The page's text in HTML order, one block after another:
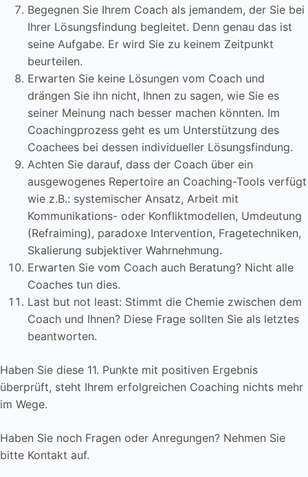
Begegnen Sie Ihrem Coach als jemandem, der Sie bei
Ihrer Lösungsfindung begleitet. Denn genau das ist
seine Aufgabe. Er wird Sie zu keinem Zeitpunkt
beurteilen.
Erwarten Sie keine Lösungen vom Coach und
drängen Sie ihn nicht, Ihnen zu sagen, wie Sie es
seiner Meinung nach besser machen könnten. Im
Coachingprozess geht es um Unterstützung des
Coachees bei dessen individueller Lösungsfindung.
Achten Sie darauf, dass der Coach über ein
ausgewogenes Repertoire an Coaching-Tools verfügt
wie z.B.: systemischer Ansatz, Arbeit mit
Kommunikations- oder Konfliktmodellen, Umdeutung
(Refraiming), paradoxe Intervention, Fragetechniken,
Skalierung subjektiver Wahrnehmung.
Erwarten Sie vom Coach auch Beratung? Nicht alle
Coaches tun dies.
Last but not least: Stimmt die Chemie zwischen dem
Coach und Ihnen? Diese Frage sollten Sie als letztes
beantworten.
Haben Sie diese 11. Punkte mit positiven Ergebnis
überprüft, steht Ihrem erfolgreichen Coaching nichts mehr
im Wege.
Haben Sie noch Fragen oder Anregungen? Nehmen Sie
bitte Kontakt auf.